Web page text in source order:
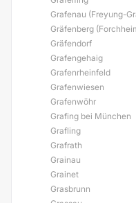
Grafenau (Freyung-
Gräfenberg
Gräfendorf
Grafengehaig
Grafenrheinfeld
Grafenwiesen
Grafenwöhr
Grafing bei München
Grafling
Grafrath
Grainau
Grainet
Grasbrunn